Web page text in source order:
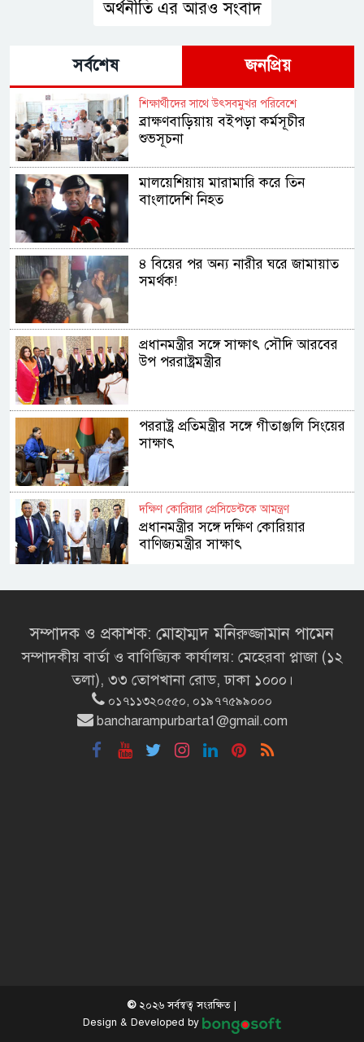
অর্থনীতি এর আরও সংবাদ
সর্বশেষ জনপ্রিয়
শিক্ষার্থীদের সাথে উৎসবমুখর পরিবেশে
ব্রাক্ষণবাড়িয়ায় বইপড়া কর্মসূচীর
শুভসূচনা
মালয়েশিয়ায় মারামারি করে তিন
বাংলাদেশি নিহত
৪ বিয়ের পর অন্য নারীর ঘরে জামায়াত
সমর্থক!
প্রধানমন্ত্রীর সঙ্গে সাক্ষাৎ সৌদি আরবের
উপ পররাষ্ট্রমন্ত্রীর
পররাষ্ট্র প্রতিমন্ত্রীর সঙ্গে গীতাঞ্জলি সিংয়ের
সাক্ষাৎ
দক্ষিণ কোরিয়ার প্রেসিডেন্টকে আমন্ত্রণ
প্রধানমন্ত্রীর সঙ্গে দক্ষিণ কোরিয়ার
বাণিজ্যমন্ত্রীর সাক্ষাৎ
‘গুলশানের চামেলি’ আনুষ্ঠানিক যাত্রা শুরু
চেয়ারম্যান প্রার্থীদের ব্যাপক প্রচারণা
দেশের প্রতিটি ইপিজেডে বৃক্ষরোপণ করা
যুক্তরাষ্ট্র
সম্পাদক ও প্রকাশক: মোহাম্মদ মনিরুজ্জামান পামেন
সম্পাদকীয় বার্তা ও বাণিজ্যিক কার্যালয়: মেহেরবা প্লাজা (১২
তলা), ৩৩ তোপখানা রোড, ঢাকা ১০০০।
০১৭১১৩২০৫৫০, ০১৯৭৭৫৯৯০০০
bancharampurbarta1@gmail.com
© ২০২৬ সর্বস্বত্ব সংরক্ষিত |
Design & Developed by